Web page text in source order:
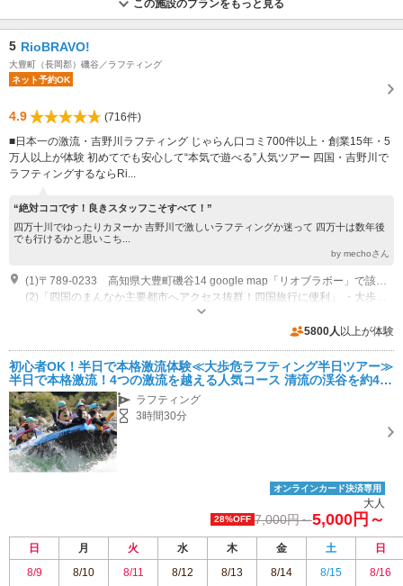
この施設のプランをもっと見る
5 RioBRAVO!
大豊町（長岡郡）磯谷／ラフティング
ネット予約OK
4.9
(716件)
■日本一の激流・吉野川ラフティング じゃらん口コミ700件以上・創業15年・5
万人以上が体験 初めてでも安心して“本気で遊べる”人気ツアー 四国・吉野川で
ラフティングするならRi...
“絶対ココです！良きスタッフこそすべて！”
四万十川でゆったりカヌーか 吉野川で激しいラフティングか迷って 四万十は数年後
でも行けるかと思いこち...
by mechoさん
(1)〒789-0233 高知県大豊町磯谷14 google map「リオブラボー」で該当します。「最寄りの大豊ICから車で約10分 山道運転が苦手でもアクセスが楽ちん」
営業時間：午前8時～午後8時 ＊インターネットからのお申し込みは24時間
対応しています(予約の確定連絡はメール確認後になります。自動予約には
5800人 以上が体験
初心者OK！半日で本格激流体験≪大歩危ラフティング半日ツアー≫
半日で本格激流！4つの激流を越える人気コース 清流の渓谷を約4k
m下る“ちょうどいい本格ラフティング”
ラフティング
3時間30分
オンラインカード決済専用
大人
28%OFF 7,000円～5,000円～
日 月 火 水 木 金 土
日
8/9
8/10 8/11 8/12 8/13 8/14 8/15 8/16